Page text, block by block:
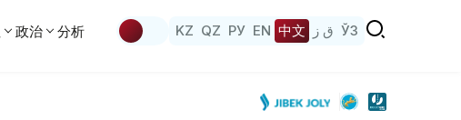
政治 分析 KZ QZ РУ EN 中文 ق ز ЎЗ